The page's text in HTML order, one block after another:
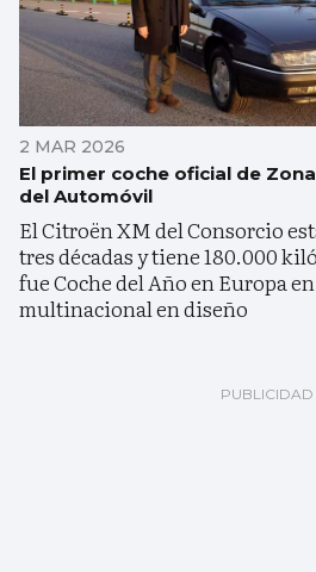
2 MAR 2026
El primer coche oficial de
del Automóvil
El Citroën XM del Consorcio
tres décadas y tiene 180.000
fue Coche del Año en Europa
multinacional en diseño